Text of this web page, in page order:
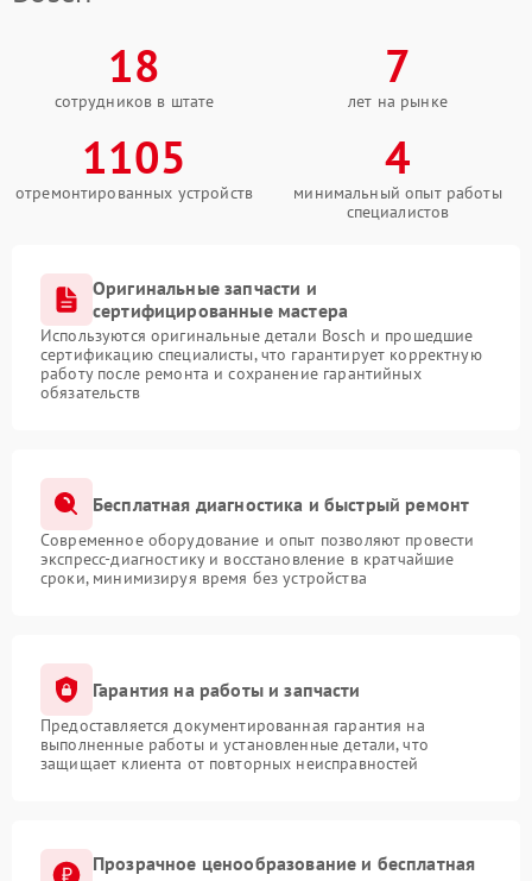
18
сотрудников в штате
7
лет на рынке
1105
отремонтированных устройств
4
минимальный опыт работы
специалистов
Оригинальные запчасти и
сертифицированные мастера
Используются оригинальные детали Bosch и прошедшие
сертификацию специалисты, что гарантирует корректную
работу после ремонта и сохранение гарантийных
обязательств
Бесплатная диагностика и быстрый ремонт
Современное оборудование и опыт позволяют провести
экспресс-диагностику и восстановление в кратчайшие
сроки, минимизируя время без устройства
Гарантия на работы и запчасти
Предоставляется документированная гарантия на
выполненные работы и установленные детали, что
защищает клиента от повторных неисправностей
Прозрачное ценообразование и бесплатная